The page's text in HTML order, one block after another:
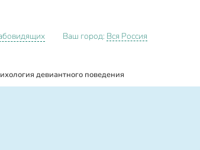
Ваш город: Вся Россия
девиантного поведения